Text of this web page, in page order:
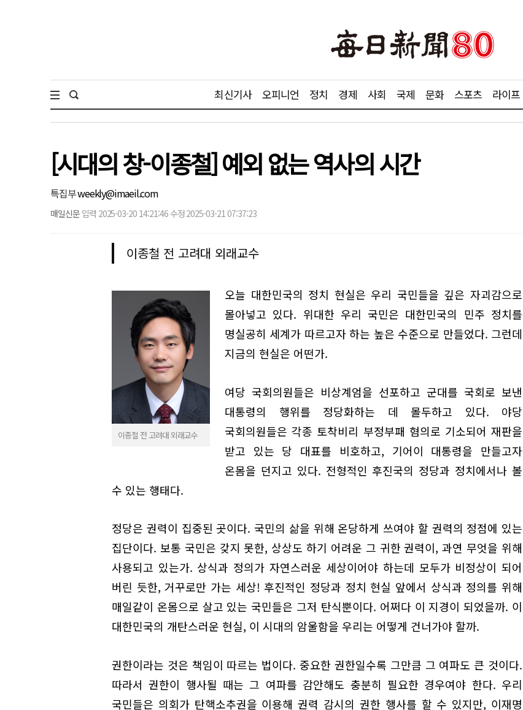
최신기사 오피니언 정치 경제 사회 국제 문화 스포츠 라이프
[시대의 창-이종철] 예외 없는 역사의 시간
특집부weekly@imaeil.com
매일신문 입력 2025-03-20 14:21:46 수정 2025-03-21 07:37:23
이종철 전 고려대 외래교수
이종철 전 고려대 외래교수
오늘 대한민국의 정치 현실은 우리 국민들을 깊은 자괴감으로
몰아넣고 있다. 위대한 우리 국민은 대한민국의 민주 정치를
명실공히 세계가 따르고자 하는 높은 수준으로 만들었다. 그런데
지금의 현실은 어떤가.
여당 국회의원들은 비상계엄을 선포하고 군대를 국회로 보낸
대통령의 행위를 정당화하는 데 몰두하고 있다. 야당
국회의원들은 각종 토착비리 부정부패 혐의로 기소되어 재판을
받고 있는 당 대표를 비호하고, 기어이 대통령을 만들고자
온몸을 던지고 있다. 전형적인 후진국의 정당과 정치에서나 볼
수 있는 행태다.
정당은 권력이 집중된 곳이다. 국민의 삶을 위해 온당하게 쓰여야 할 권력의 정점에 있는
집단이다. 보통 국민은 갖지 못한, 상상도 하기 어려운 그 귀한 권력이, 과연 무엇을 위해
사용되고 있는가. 상식과 정의가 자연스러운 세상이어야 하는데 모두가 비정상이 되어
버린 듯한, 거꾸로만 가는 세상! 후진적인 정당과 정치 현실 앞에서 상식과 정의를 위해
매일같이 온몸으로 살고 있는 국민들은 그저 탄식뿐이다. 어쩌다 이 지경이 되었을까. 이
대한민국의 개탄스러운 현실, 이 시대의 암울함을 우리는 어떻게 건너가야 할까.
권한이라는 것은 책임이 따르는 법이다. 중요한 권한일수록 그만큼 그 여파도 큰 것이다.
따라서 권한이 행사될 때는 그 여파를 감안해도 충분히 필요한 경우여야 한다. 우리
국민들은 의회가 탄핵소추권을 이용해 권력 감시의 권한 행사를 할 수 있지만, 이재명